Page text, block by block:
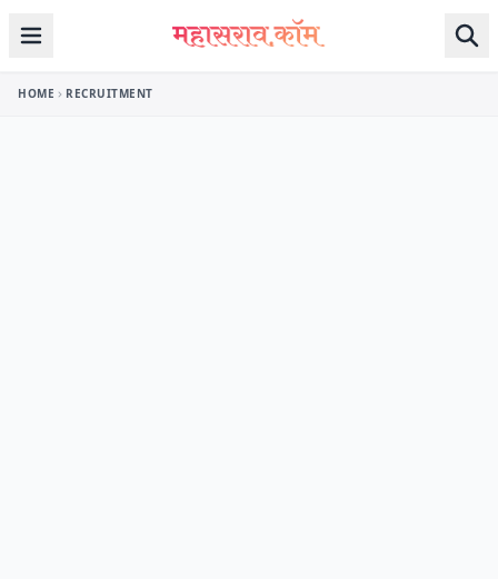
Skip to content
HOME RECRUITMENT